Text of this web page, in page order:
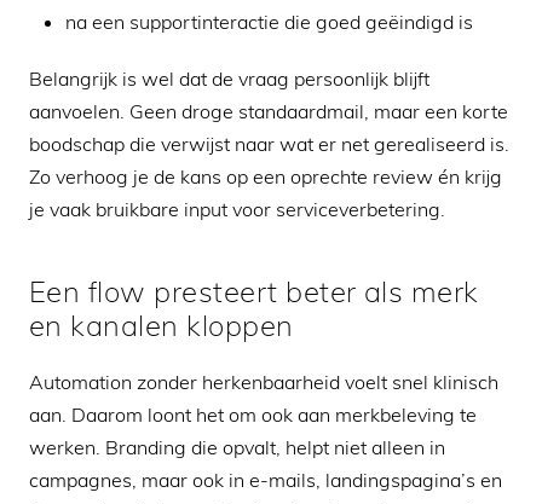
na een supportinteractie die goed geëindigd is
Belangrijk is wel dat de vraag persoonlijk blijft
aanvoelen. Geen droge standaardmail, maar een korte
boodschap die verwijst naar wat er net gerealiseerd is.
Zo verhoog je de kans op een oprechte review én krijg
je vaak bruikbare input voor serviceverbetering.
Een flow presteert beter als merk
en kanalen kloppen
Automation zonder herkenbaarheid voelt snel klinisch
aan. Daarom loont het om ook aan merkbeleving te
werken. Branding die opvalt, helpt niet alleen in
campagnes, maar ook in e-mails, landingspagina’s en